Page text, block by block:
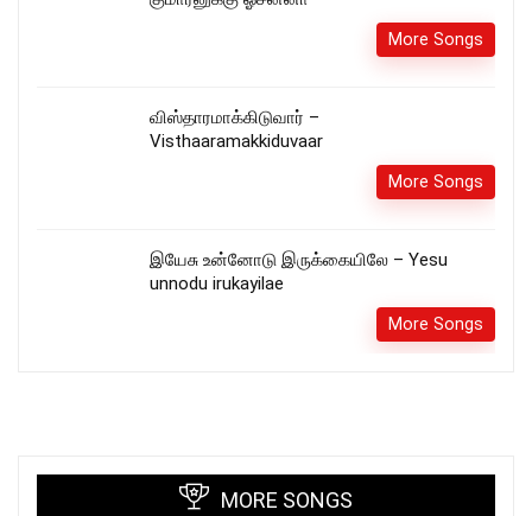
More Songs
விஸ்தாரமாக்கிடுவார் –
Visthaaramakkiduvaar
More Songs
இயேசு உன்னோடு இருக்கையிலே – Yesu
unnodu irukayilae
More Songs
MORE SONGS